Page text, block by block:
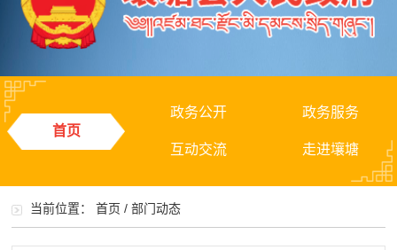
首页
政务公开 政务服务
互动交流 走进壤塘
当前位置：首页 /部门动态